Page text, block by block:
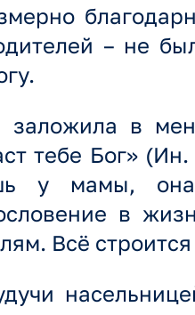
– не
в
тебе Бог»
у мамы, она
в
Всё